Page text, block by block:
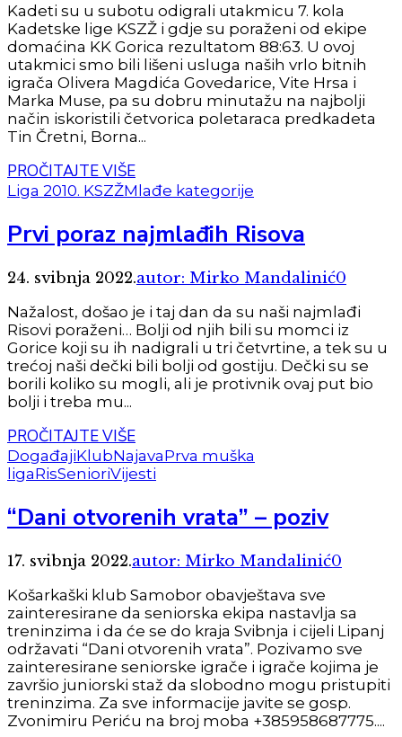
Kadeti su u subotu odigrali utakmicu 7. kola
Kadetske lige KSZŽ i gdje su poraženi od ekipe
domaćina KK Gorica rezultatom 88:63. U ovoj
utakmici smo bili lišeni usluga naših vrlo bitnih
igrača Olivera Magdića Govedarice, Vite Hrsa i
Marka Muse, pa su dobru minutažu na najbolji
način iskoristili četvorica poletaraca predkadeta
Tin Čretni, Borna...
PROČITAJTE VIŠE
Liga 2010. KSZŽMlađe kategorije
Prvi poraz najmlađih Risova
24. svibnja 2022.autor: Mirko Mandalinić0
Nažalost, došao je i taj dan da su naši najmlađi
Risovi poraženi… Bolji od njih bili su momci iz
Gorice koji su ih nadigrali u tri četvrtine, a tek su u
trećoj naši dečki bili bolji od gostiju. Dečki su se
borili koliko su mogli, ali je protivnik ovaj put bio
bolji i treba mu...
PROČITAJTE VIŠE
DogađajiKlubNajavaPrva muška
ligaRisSenioriVijesti
“Dani otvorenih vrata” – poziv
17. svibnja 2022.autor: Mirko Mandalinić0
Košarkaški klub Samobor obavještava sve
zainteresirane da seniorska ekipa nastavlja sa
treninzima i da će se do kraja Svibnja i cijeli Lipanj
održavati “Dani otvorenih vrata”. Pozivamo sve
zainteresirane seniorske igrače i igrače kojima je
završio juniorski staž da slobodno mogu pristupiti
treninzima. Za sve informacije javite se gosp.
Zvonimiru Periću na broj moba +385958687775....